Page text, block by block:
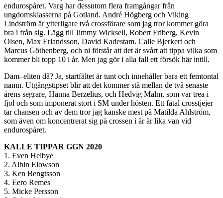
endurospåret. Varg har dessutom flera framgångar från
ungdomsklasserna på Gotland. André Högberg och Viking
Lindström är ytterligare två crossförare som jag tror kommer göra
bra i från sig. Lägg till Jimmy Wicksell, Robert Friberg, Kevin
Olsen, Max Erlandsson, David Kadestam. Calle Bjerkert och
Marcus Göthenberg, och ni förstår att det är svårt att tippa vilka som
kommer bli topp 10 i år. Men jag gör i alla fall ett försök här intill.
Dam–eliten då? Ja, startfältet är tunt och innehåller bara ett femtontal
namn. Utgångstipset blir att det kommer stå mellan de två senaste
årens segrare, Hanna Berzelius, och Hedvig Malm, som var trea i
fjol och som imponerat stort i SM under hösten. Ett fåtal crosstjejer
tar chansen och av dem tror jag kanske mest på Matilda Ahlström,
som även om koncentrerat sig på crossen i år är lika van vid
endurospåret.
KALLE TIPPAR GGN 2020
1. Even Heibye
2. Albin Elowson
3. Ken Bengtsson
4. Eero Remes
5. Micke Persson